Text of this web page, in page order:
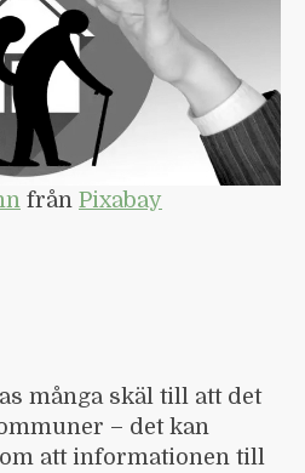
från Pixabay
många skäl till att det
– det kan
att informationen till